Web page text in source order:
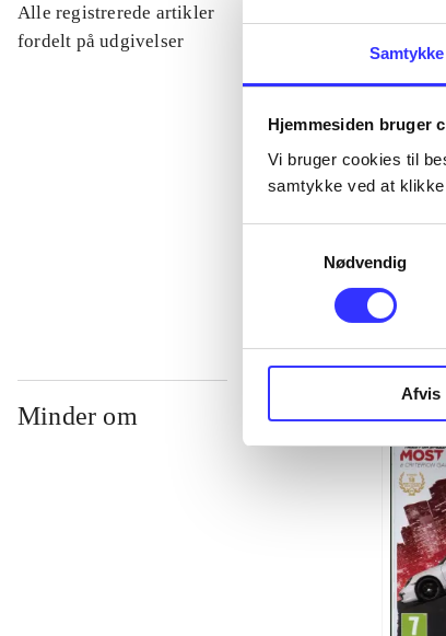
Samtykke
Hjemmesiden bruger
Vi bruger cookies til
samtykke ved at klikke
Nødvendig
Afvis
Alle registrerede artikler
fordelt på udgivelser
...
Minder om